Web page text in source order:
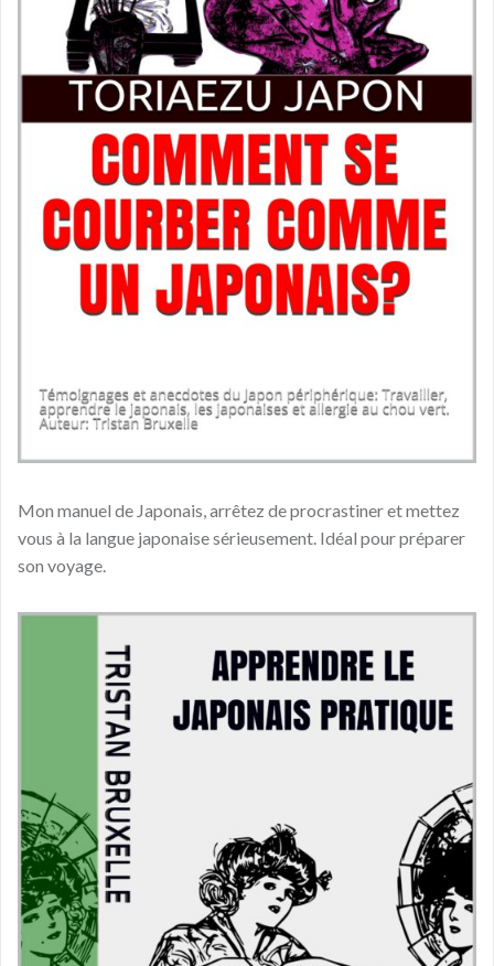
Mon manuel de Japonais, arrêtez de procrastiner et mettez
vous à la langue japonaise sérieusement. Idéal pour préparer
son voyage.